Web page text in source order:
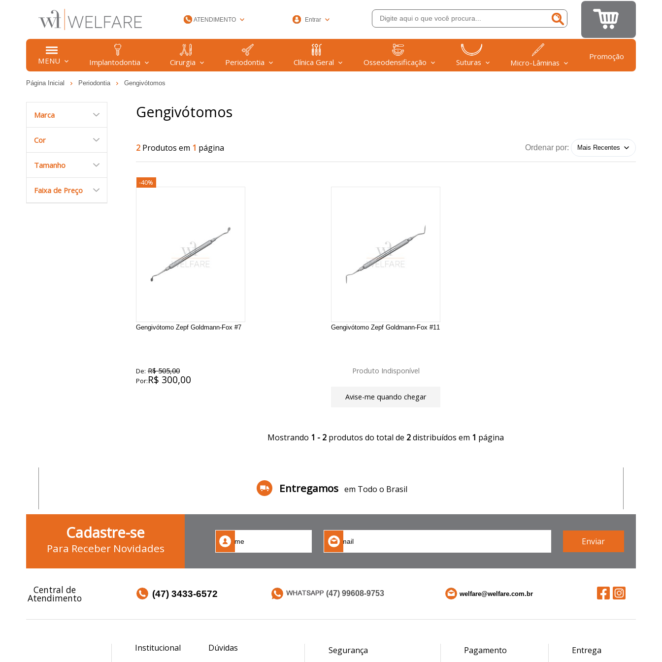
ATENDIMENTO
(47) 99608-9753
Entrar
MENU Implantodontia Cirurgia Periodontia Clínica Geral Osseodensificação Suturas Micro-Lâminas
Promoção
Página Inicial Periodontia Gengivótomos
Marca
Cor
Tamanho
Faixa de Preço
Gengivótomos
2 Produtos em 1 página Ordenar por:
-40%
Gengivótomo Zepf Goldmann-Fox #7
De: R$ 505,00
Por:R$ 300,00
Gengivótomo Zepf Goldmann-Fox #11
Produto Indisponível
Avise-me quando chegar
Mostrando 1 - 2 produtos do total de 2distribuídos em 1 página
Entregamos em Todo o Brasil
Cadastre-se
Para Receber Novidades
Central de
Atendimento (47) 3433-6572 (47) 99608-9753 welfare@welfare.com.br
Institucional Dúvidas Segurança Pagamento Entrega